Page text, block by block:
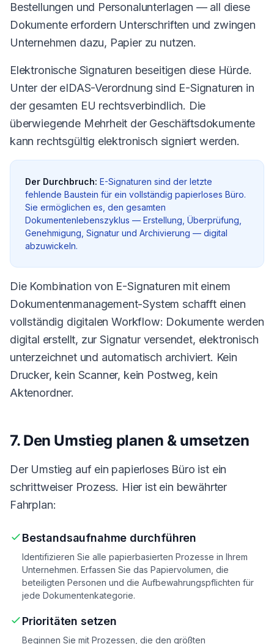
Bestellungen und Personalunterlagen — all diese
Dokumente erfordern Unterschriften und zwingen
Unternehmen dazu, Papier zu nutzen.
Elektronische Signaturen beseitigen diese Hürde.
Unter der eIDAS-Verordnung sind E-Signaturen in
der gesamten EU rechtsverbindlich. Die
überwiegende Mehrheit der Geschäftsdokumente
kann rechtsgültig elektronisch signiert werden.
Der Durchbruch: E-Signaturen sind der letzte
fehlende Baustein für ein vollständig papierloses Büro.
Sie ermöglichen es, den gesamten
Dokumentenlebenszyklus — Erstellung, Überprüfung,
Genehmigung, Signatur und Archivierung — digital
abzuwickeln.
Die Kombination von E-Signaturen mit einem
Dokumentenmanagement-System schafft einen
vollständig digitalen Workflow: Dokumente werden
digital erstellt, zur Signatur versendet, elektronisch
unterzeichnet und automatisch archiviert. Kein
Drucker, kein Scanner, kein Postweg, kein
Aktenordner.
7. Den Umstieg planen & umsetzen
Der Umstieg auf ein papierloses Büro ist ein
schrittweiser Prozess. Hier ist ein bewährter
Fahrplan:
Bestandsaufnahme durchführen
Identifizieren Sie alle papierbasierten Prozesse in Ihrem
Unternehmen. Erfassen Sie das Papiervolumen, die
beteiligten Personen und die Aufbewahrungspflichten für
jede Dokumentenkategorie.
Prioritäten setzen
Beginnen Sie mit Prozessen, die den größten